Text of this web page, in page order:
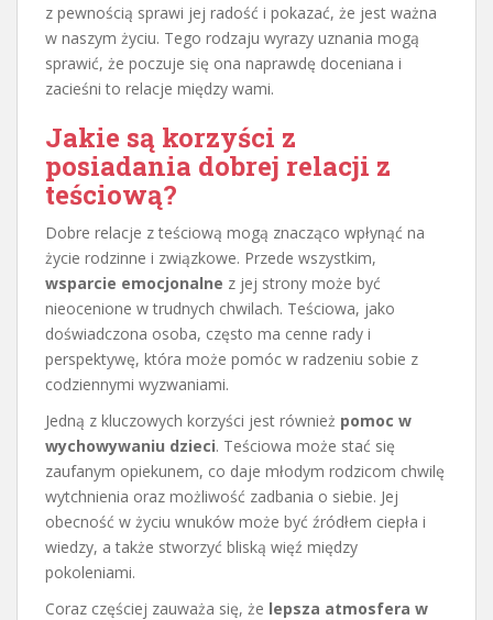
z pewnością sprawi jej radość i pokazać, że jest ważna
w naszym życiu. Tego rodzaju wyrazy uznania mogą
sprawić, że poczuje się ona naprawdę doceniana i
zacieśni to relacje między wami.
Jakie są korzyści z
posiadania dobrej relacji z
teściową?
Dobre relacje z teściową mogą znacząco wpłynąć na
życie rodzinne i związkowe. Przede wszystkim,
wsparcie emocjonalne z jej strony może być
nieocenione w trudnych chwilach. Teściowa, jako
doświadczona osoba, często ma cenne rady i
perspektywę, która może pomóc w radzeniu sobie z
codziennymi wyzwaniami.
Jedną z kluczowych korzyści jest również pomoc w
wychowywaniu dzieci. Teściowa może stać się
zaufanym opiekunem, co daje młodym rodzicom chwilę
wytchnienia oraz możliwość zadbania o siebie. Jej
obecność w życiu wnuków może być źródłem ciepła i
wiedzy, a także stworzyć bliską więź między
pokoleniami.
Coraz częściej zauważa się, że lepsza atmosfera w